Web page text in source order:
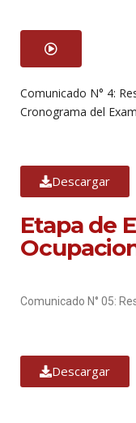
Comunicado N° 4:
Cronograma del
Descargar
Etapa de
Comunicado N° 05:
Descargar